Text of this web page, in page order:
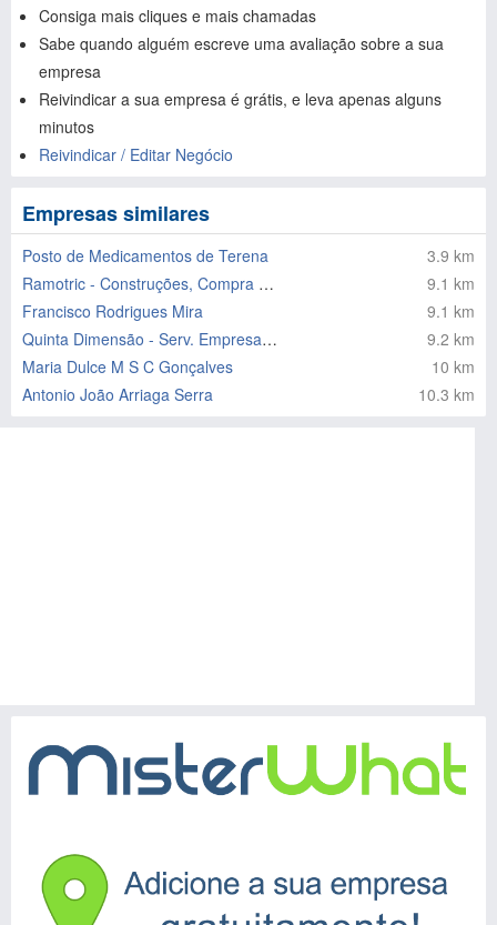
Consiga mais cliques e mais chamadas
Sabe quando alguém escreve uma avaliação sobre a sua
empresa
Reivindicar a sua empresa é grátis, e leva apenas alguns
minutos
Reivindicar / Editar Negócio
Empresas similares
Posto de Medicamentos de Terena
3.9 km
Ramotric - Construções, Compra e Venda de Imóveis
9.1 km
Francisco Rodrigues Mira
9.1 km
Quinta Dimensão - Serv. Empresariais Lda
9.2 km
Maria Dulce M S C Gonçalves
10 km
Antonio João Arriaga Serra
10.3 km